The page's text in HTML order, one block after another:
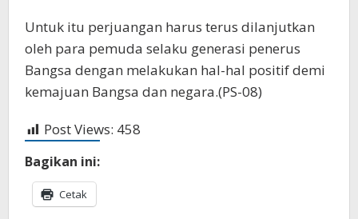
Untuk itu perjuangan harus terus dilanjutkan
oleh para pemuda selaku generasi penerus
Bangsa dengan melakukan hal-hal positif demi
kemajuan Bangsa dan negara.(PS-08)
Post Views: 458
Bagikan ini:
Cetak